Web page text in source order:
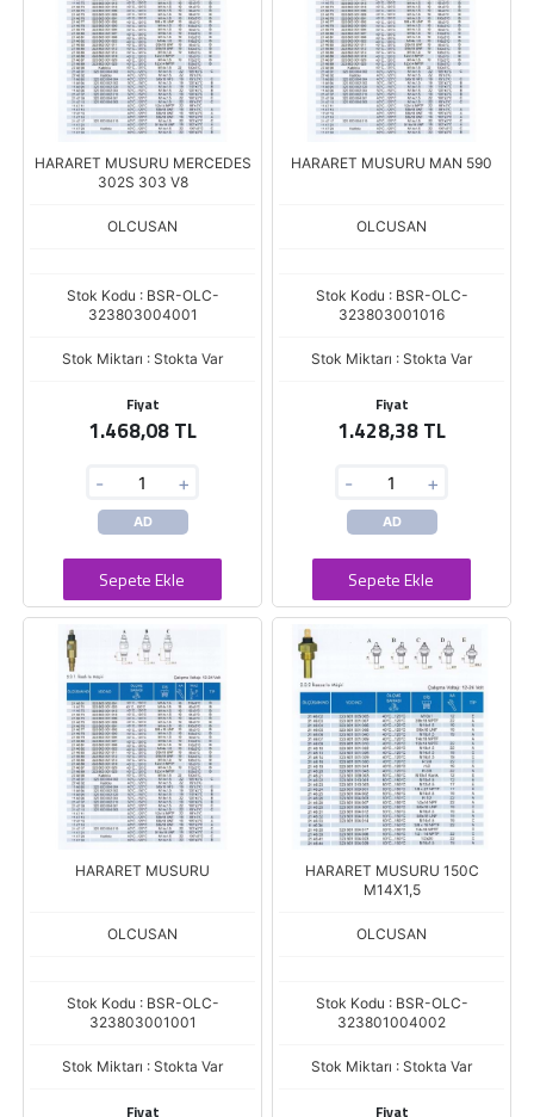
HARARET MUSURU MERCEDES
302S 303 V8
OLCUSAN
Stok Kodu : BSR-OLC-
323803004001
Stok Miktarı : Stokta Var
Fiyat
1.468,08 TL
- +
AD
Sepete Ekle
HARARET MUSURU MAN 590
OLCUSAN
Stok Kodu : BSR-OLC-
323803001016
Stok Miktarı : Stokta Var
Fiyat
1.428,38 TL
- +
AD
Sepete Ekle
HARARET MUSURU
OLCUSAN
Stok Kodu : BSR-OLC-
323803001001
Stok Miktarı : Stokta Var
Fiyat
HARARET MUSURU 150C
M14X1,5
OLCUSAN
Stok Kodu : BSR-OLC-
323801004002
Stok Miktarı : Stokta Var
Fiyat